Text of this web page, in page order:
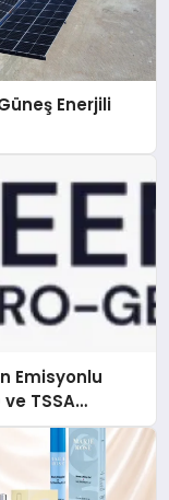
Enerjili
Emisyonlu
TSSA